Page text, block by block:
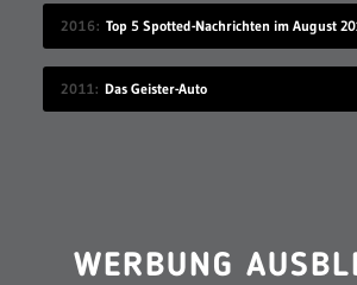
2016 Top 5 Spotted-Nachrichten im August
2011 Das Geister-Auto
WERBUNG